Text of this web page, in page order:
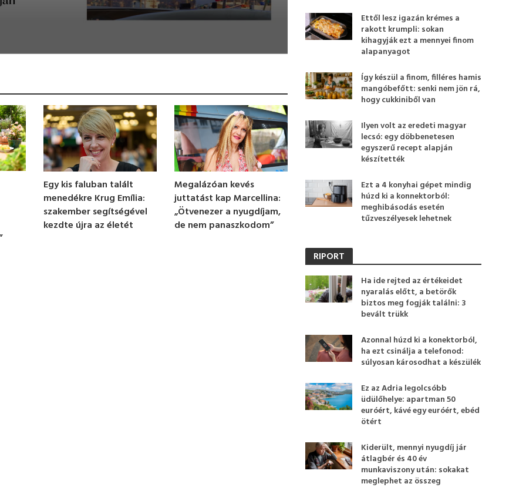
Egy kis faluban talált
menedékre Krug Emília:
szakember segítségével
kezdte újra az életét
Megalázóan kevés
juttatást kap Marcellina:
„Ötvenezer a nyugdíjam,
de nem panaszkodom”
Ettől lesz igazán krémes a
rakott krumpli: sokan
kihagyják ezt a mennyei finom
alapanyagot
Így készül a finom, filléres hamis
mangóbefőtt: senki nem jön rá,
hogy cukkiniből van
Ilyen volt az eredeti magyar
lecsó: egy döbbenetesen
egyszerű recept alapján
készítették
Ezt a 4 konyhai gépet mindig
húzd ki a konnektorból:
meghibásodás esetén
tűzveszélyesek lehetnek
RIPORT
Ha ide rejted az értékeidet
nyaralás előtt, a betörők
biztos meg fogják találni: 3
bevált trükk
Azonnal húzd ki a konektorból,
ha ezt csinálja a telefonod:
súlyosan károsodhat a készülék
Ez az Adria legolcsóbb
üdülőhelye: apartman 50
euróért, kávé egy euróért, ebéd
ötért
Kiderült, mennyi nyugdíj jár
átlagbér és 40 év
munkaviszony után: sokakat
meglephet az összeg